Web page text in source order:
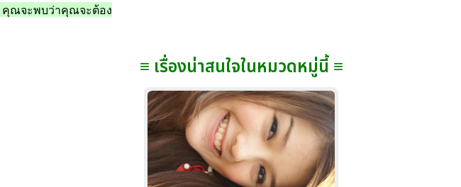
คุณจะพบว่าคุณจะต้อง
≡ เรื่องน่าสนใจในหมวดหมู่นี้ ≡